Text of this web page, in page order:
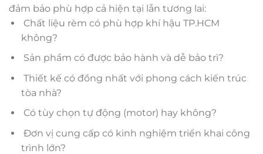
đảm bảo phù hợp cả hiện tại lẫn tương lai:
Chất liệu rèm có phù hợp khí hậu TP.HCM
không?
Sản phẩm có được bảo hành và dễ bảo trì?
Thiết kế có đồng nhất với phong cách kiến trúc
tòa nhà?
Có tùy chọn tự động (motor) hay không?
Đơn vị cung cấp có kinh nghiệm triển khai công
trình lớn?